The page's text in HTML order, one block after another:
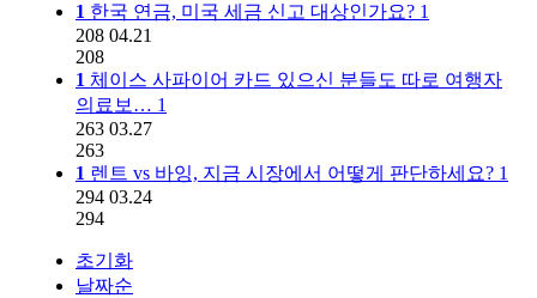
1 한국 연금, 미국 세금 신고 대상인가요? 1
208 04.21
208
1 체이스 사파이어 카드 있으신 분들도 따로 여행자
의료보… 1
263 03.27
263
1 렌트 vs 바잉, 지금 시장에서 어떻게 판단하세요? 1
294 03.24
294
초기화
날짜순